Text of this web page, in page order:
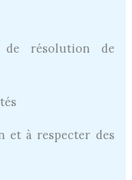
de résolution de
et à respecter des